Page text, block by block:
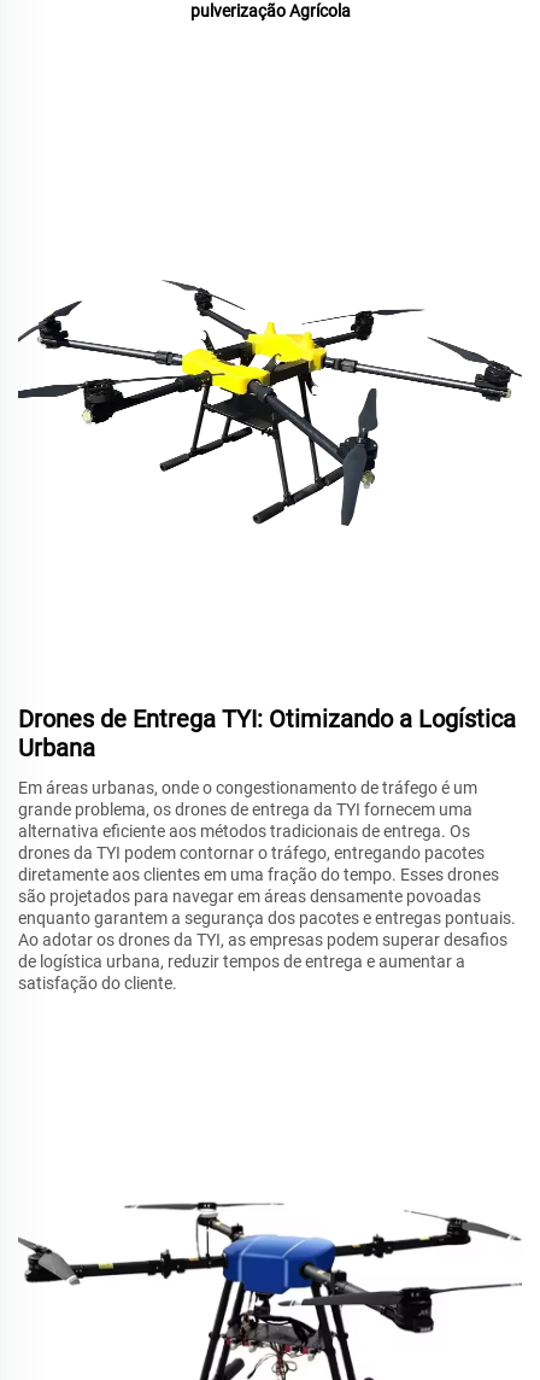
pulverização Agrícola
Drones de Entrega TYI: Otimizando a Logística
Urbana
Em áreas urbanas, onde o congestionamento de tráfego é um
grande problema, os drones de entrega da TYI fornecem uma
alternativa eficiente aos métodos tradicionais de entrega. Os
drones da TYI podem contornar o tráfego, entregando pacotes
diretamente aos clientes em uma fração do tempo. Esses drones
são projetados para navegar em áreas densamente povoadas
enquanto garantem a segurança dos pacotes e entregas pontuais.
Ao adotar os drones da TYI, as empresas podem superar desafios
de logística urbana, reduzir tempos de entrega e aumentar a
satisfação do cliente.